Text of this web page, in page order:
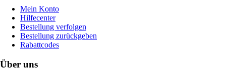
Mein Konto
Hilfecenter
Bestellung verfolgen
Bestellung zurückgeben
Rabattcodes
Über uns